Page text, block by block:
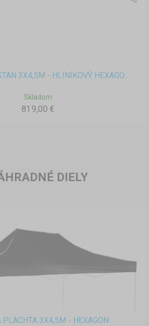
3X4,5M - HLINÍKOVÝ HEXAGO...
Skladom
819,00 €
DIELY
PLACHTA 3X4,5M - HEXAGON